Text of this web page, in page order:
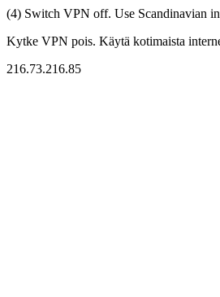
(4) Switch VPN off. Use Scandinavian
Kytke VPN pois. Käytä kotimaista
216.73.216.85